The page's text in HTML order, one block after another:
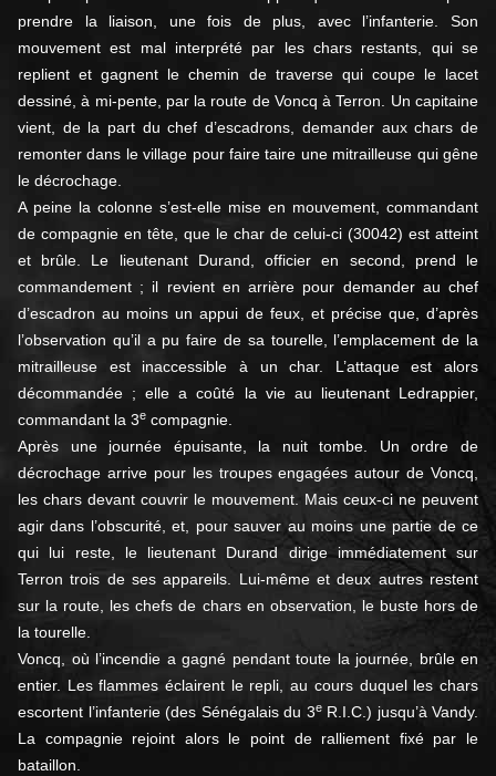
prendre la liaison, une fois de plus, avec l’infanterie. Son
mouvement est mal interprété par les chars restants, qui se
replient et gagnent le chemin de traverse qui coupe le lacet
dessiné, à mi-pente, par la route de Voncq à Terron. Un capitaine
vient, de la part du chef d’escadrons, demander aux chars de
remonter dans le village pour faire taire une mitrailleuse qui gêne
le décrochage.
A peine la colonne s’est-elle mise en mouvement, commandant
de compagnie en tête, que le char de celui-ci (30042) est atteint
et brûle. Le lieutenant Durand, officier en second, prend le
commandement ; il revient en arrière pour demander au chef
d’escadron au moins un appui de feux, et précise que, d’après
l’observation qu’il a pu faire de sa tourelle, l’emplacement de la
mitrailleuse est inaccessible à un char. L’attaque est alors
décommandée ; elle a coûté la vie au lieutenant Ledrappier,
commandant la 3e compagnie.
Après une journée épuisante, la nuit tombe. Un ordre de
décrochage arrive pour les troupes engagées autour de Voncq,
les chars devant couvrir le mouvement. Mais ceux-ci ne peuvent
agir dans l’obscurité, et, pour sauver au moins une partie de ce
qui lui reste, le lieutenant Durand dirige immédiatement sur
Terron trois de ses appareils. Lui-même et deux autres restent
sur la route, les chefs de chars en observation, le buste hors de
la tourelle.
Voncq, où l’incendie a gagné pendant toute la journée, brûle en
entier. Les flammes éclairent le repli, au cours duquel les chars
escortent l’infanterie (des Sénégalais du 3eR.I.C.) jusqu’à Vandy.
La compagnie rejoint alors le point de ralliement fixé par le
bataillon.